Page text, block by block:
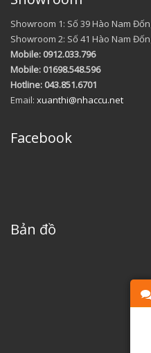
Showroom 1: Số 39 Hào Nam
Showroom 2: Số 41 Hào Nam
Mobile: 0912.033.796
Mobile: 01698.548.596
Hotline: 043.851.6701
Email: xuanthi@nhaccu.net
Facebook
Bản đồ